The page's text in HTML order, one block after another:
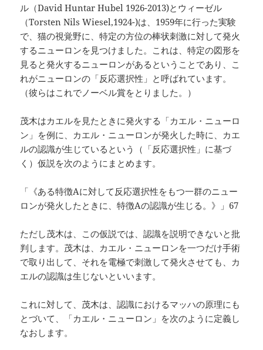
ル（David Huntar Hubel 1926-2013)とウィーゼル
（Torsten Nils Wiesel,1924-)は、1959年に行った実験
で、猫の視覚野に、特定の方位の棒状刺激に対して発火
するニューロンを見つけました。これは、特定の図形を
見ると発火するニューロンがあるということであり、こ
れがニューロンの「反応選択性」と呼ばれています。
（彼らはこれでノーベル賞をとりました。）
茂木はカエルを見たときに発火する「カエル・ニューロ
ン」を例に、カエル・ニューロンが発火した時に、カエ
ルの認識が生じているという（「反応選択性」に基づ
く）仮説を次のようにまとめます。
「《ある特徴Aに対して反応選択性をもつ一群のニュー
ロンが発火したときに、特徴Aの認識が生じる。》」67
ただし茂木は、この仮説では、認識を説明できないと批
判します。茂木は、カエル・ニューロンを一つだけ手術
で取り出して、それを電極で刺激して発火させても、カ
エルの認識は生じないといいます。
これに対して、茂木は、認識におけるマッハの原理にも
とづいて、「カエル・ニューロン」を次のように定義し
なおします。